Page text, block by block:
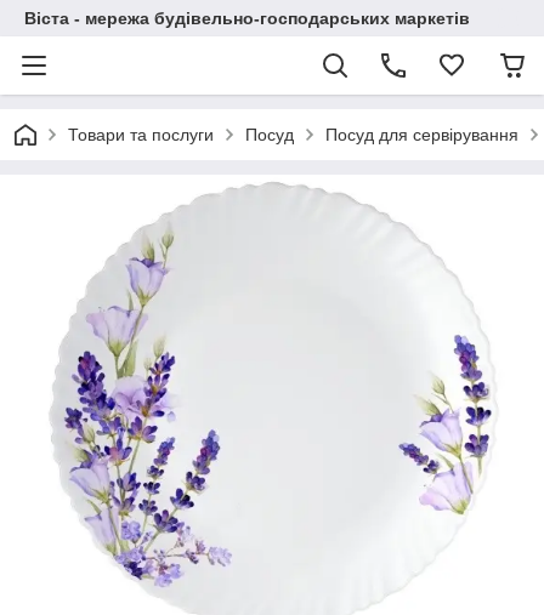
Віста - мережа будівельно-господарських маркетів
Товари та послуги Посуд Посуд для сервірування